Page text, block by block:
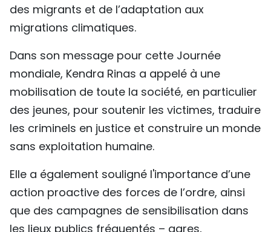
des migrants et de l’adaptation aux
migrations climatiques.
Dans son message pour cette Journée
mondiale, Kendra Rinas a appelé à une
mobilisation de toute la société, en particulier
des jeunes, pour soutenir les victimes, traduire
les criminels en justice et construire un monde
sans exploitation humaine.
Elle a également souligné l'importance d’une
action proactive des forces de l’ordre, ainsi
que des campagnes de sensibilisation dans
les lieux publics fréquentés – gares,